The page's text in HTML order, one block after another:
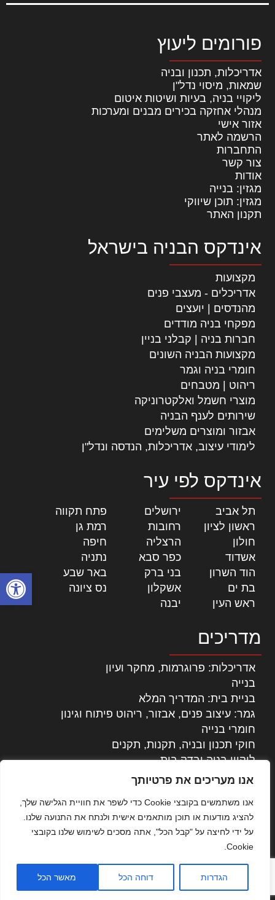
פתח
אנו מעריכים את פרטיותך
אנו משתמשים בקובצי Cookie כדי לשפר את חוויית הגלישה שלך,
להציג מודעות או תוכן מותאמים אישית ולנתח את התנועה שלנו.
על ידי לחיצה על "קבל הכל", אתה מסכים לשימוש שלנו בקובצי
Cookie.
הגדרות דוחה הכל מאשר הכל
פורומים ליעוץ
אדריכלות, תכנון ובניה
שמאות, מיסוי נדל"ן
ליקויי בניה, בעיות ושיטות איטום
מנהלי אחזקה בכירים מבנים ומערכות
אזור אישי
הרשמה לאתר
התחברות
צור קשר
אודות
מגזין: בנייה
מגזין: תוכן שיווקי
תקנון האתר
אינדקס הבניה בישראל
מקצועות
אדריכלים - מעצבי פנים
מהנדסים | יועצים
מפקחי בניה מודדים
חברות בניה | קבלני בניין
מקצועות הבניה השונים
חומרי בניה וגמר
ריהוט | מטבחים
מוצרי חשמל ואלקטרוניקה
שירותים לענף הבניה
אבזור ומוצרים משלימים
לימודי עיצוב, אדריכלות, הנדסה ונדל"ן
אינדקס לפי עיר
תל אביב ירושלים פתח תקווה
ראשון לציון
רחובות רמת גן
חולון
הרצליה חיפה
אשדוד
כפר סבא נתניה
הוד השרון
בני ברק באר שבע
בת ים
אשקלון נס ציונה
ראש העין
יבנה
מדריכים
אדריכלות: פרוגרמות, מחקר ועיון
בנייה
בניית בית: המדריך המלא
גמר: עיצוב פנים, אבזור, ריהוט פיתוח וגינון
חומרי בנייה
חוקי תכנון ובניה, תקנות, תקנים
ליקויי בניה ובדק בית
נדל"ן: זכויות, אגרות ועסקאות
עקרונות ניהול אחזקה מתקדמות
צילום אדריכלי
שיווק נדלן
שיטות בניה: מפרטים והמלצות
תוכן שיווקי
כל הזכויות שמורות © אדריכלות ובניה בישראל